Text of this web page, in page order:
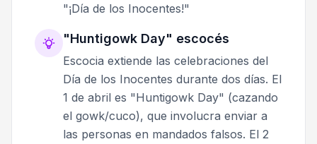
"¡Día de los Inocentes!"
"Huntigowk Day" escocés
Escocia extiende las celebraciones del
Día de los Inocentes durante dos días. El
1 de abril es "Huntigowk Day" (cazando
el gowk/cuco), que involucra enviar a
las personas en mandados falsos. El 2